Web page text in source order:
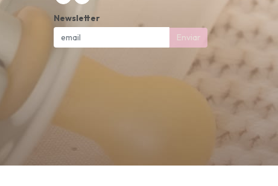
Newsletter
Enviar